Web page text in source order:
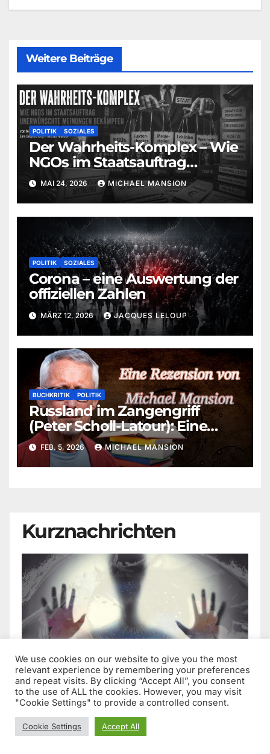
Weitere Beiträge
POLITIK SOZIALES
Der Wahrheits-Komplex – Wie
NGOs im Staatsauftrag
unerwünschte Meinungen
bekämpfen (Norbert Häring) |
Eine Besprechung von
Michael Mansion
MAI 24, 2026 MICHAEL MANSION
POLITIK SOZIALES
Corona – eine Auswertung der
offiziellen Zahlen
MÄRZ 12, 2026 JACQUES LELOUP
BUCHKRITIK POLITIK
Russland im Zangengriff
(Peter Scholl-Latour): Eine
aktuelle Betrachtung von
Michael Mansion
FEB. 5, 2026 MICHAEL MANSION
Kurznachrichten
Verbotene Presse:
Scharfe Kritik an der
We use cookies on our website to give you the most
relevant experience by remembering your preferences
and repeat visits. By clicking “Accept All”, you consent
to the use of ALL the cookies. However, you may visit
"Cookie Settings" to provide a controlled consent.
Cookie Settings Accept All